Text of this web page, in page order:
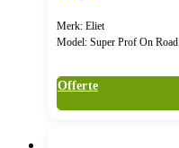
Merk: Eliet
Model: Super Prof On Road
Offerte